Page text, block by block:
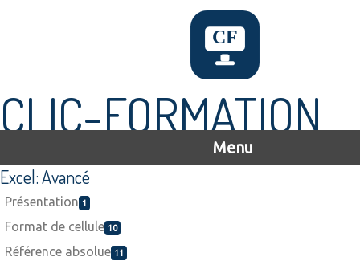
CLIC-FORMATION
Menu
Excel: Avancé
Présentation 1
Format de cellule 10
Référence absolue 11